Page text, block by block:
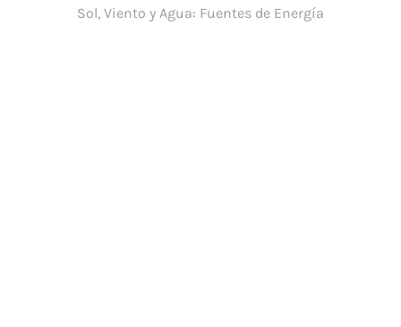
Sol, Viento y Agua: Fuentes de Energía